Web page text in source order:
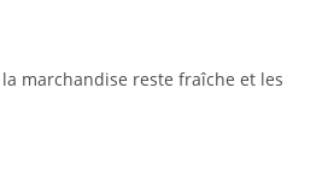
marchandise reste fraîche et les